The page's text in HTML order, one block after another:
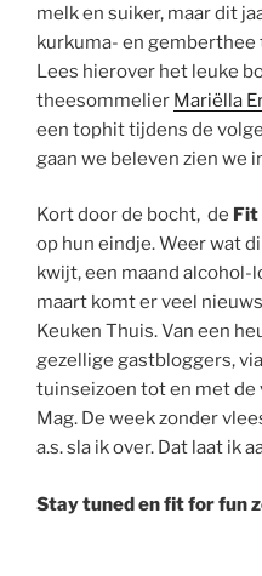
melk en suiker, maar dit
kurkuma- en
Lees hierover het leuke
theesommelier Mariëlla
een tophit tijdens de
gaan we beleven zien we
Kort door de bocht, de
op hun eindje. Weer wat
kwijt, een maand alcohol-
maart komt er veel
Keuken Thuis. Van een
gezellige gastbloggers,
tuinseizoen tot en met de
Mag. De week zonder
a.s. sla ik over. Dat laat ik
Stay tuned en fit for fun